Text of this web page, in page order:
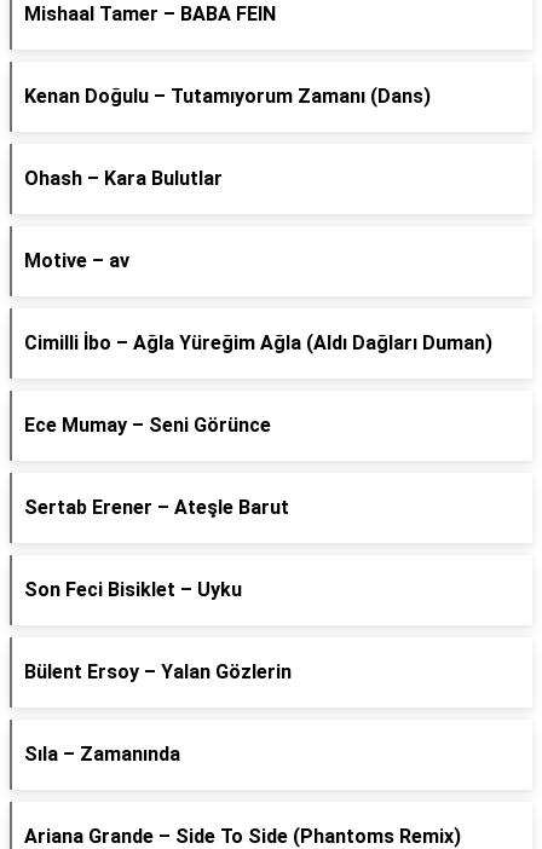
Mishaal Tamer – BABA FEIN
Kenan Doğulu – Tutamıyorum Zamanı (Dans)
Ohash – Kara Bulutlar
Motive – av
Cimilli İbo – Ağla Yüreğim Ağla (Aldı Dağları Duman)
Ece Mumay – Seni Görünce
Sertab Erener – Ateşle Barut
Son Feci Bisiklet – Uyku
Bülent Ersoy – Yalan Gözlerin
Sıla – Zamanında
Ariana Grande – Side To Side (Phantoms Remix)